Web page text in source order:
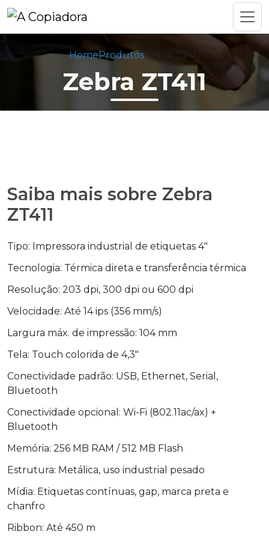
HomeProdutosZebra ZT411
Zebra ZT411
Saiba mais sobre Zebra
ZT411
Tipo: Impressora industrial de etiquetas 4"
Tecnologia: Térmica direta e transferência térmica
Resolução: 203 dpi, 300 dpi ou 600 dpi
Velocidade: Até 14 ips (356 mm/s)
Largura máx. de impressão: 104 mm
Tela: Touch colorida de 4,3"
Conectividade padrão: USB, Ethernet, Serial,
Bluetooth
Conectividade opcional: Wi-Fi (802.11ac/ax) +
Bluetooth
Memória: 256 MB RAM / 512 MB Flash
Estrutura: Metálica, uso industrial pesado
Mídia: Etiquetas contínuas, gap, marca preta e
chanfro
Ribbon: Até 450 m